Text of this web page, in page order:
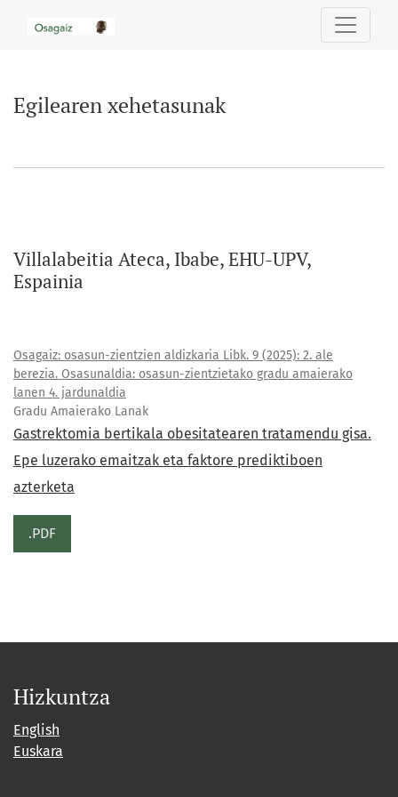
Egilearen xehetasunak
Villalabeitia Ateca, Ibabe, EHU-UPV,
Espainia
Osagaiz: osasun-zientzien aldizkaria Libk. 9 (2025): 2. ale
berezia. Osasunaldia: osasun-zientzietako gradu amaierako
lanen 4. jardunaldia
Gradu Amaierako Lanak
Gastrektomia bertikala obesitatearen tratamendu gisa.
Epe luzerako emaitzak eta faktore prediktiboen
azterketa
.PDF
Hizkuntza
English
Euskara